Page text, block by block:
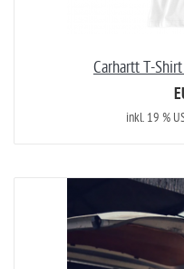
Carhartt T-
inkl. 19 %